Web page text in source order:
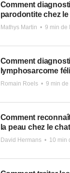
Comment
parodontite chez
Mathys Martin • 9 min de
Comment
lymphosarcome
Romain Roels • 9 min de
Comment
la peau chez le
David Hermans • 10 min